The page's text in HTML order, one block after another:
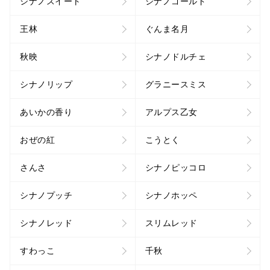
王林 ぐんま名月
秋映 シナノドルチェ
シナノリップ グラニースミス
あいかの香り アルプス乙女
おぜの紅 こうとく
さんさ シナノピッコロ
シナノプッチ シナノホッペ
シナノレッド スリムレッド
すわっこ 千秋